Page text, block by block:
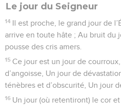
Le jour du Seigneur
14 Il est proche, le grand jour de
arrive en toute hâte ; Au bruit du
pousse des cris amers.
15 Ce jour est un jour de
d’angoisse, Un jour de
ténèbres et d’obscurité, Un jour
16 Un jour (où retentiront) le cor